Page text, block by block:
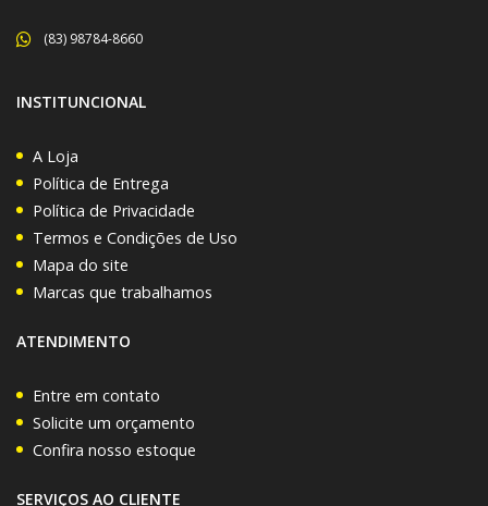
(83) 98784-8660
INSTITUNCIONAL
A Loja
Política de Entrega
Política de Privacidade
Termos e Condições de Uso
Mapa do site
Marcas que trabalhamos
ATENDIMENTO
Entre em contato
Solicite um orçamento
Confira nosso estoque
SERVIÇOS AO CLIENTE